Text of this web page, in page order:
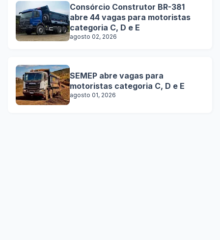
Consórcio Construtor BR-381
abre 44 vagas para motoristas
categoria C, D e E
agosto 02, 2026
SEMEP abre vagas para
motoristas categoria C, D e E
agosto 01, 2026